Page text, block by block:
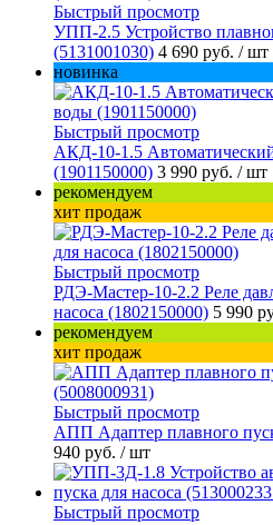
Быстрый просмотр
УПП-2.5 Устройство
(5131001030) 4 690 руб. / шт
новинка
Быстрый просмотр
АКД-10-1.5
(1901150000) 3 990 руб. / шт
рекомендуем
хит продаж
Быстрый просмотр
РДЭ-Мастер-10-2.2 Реле
насоса (1802150000) 5 990
рекомендуем
хит продаж
Быстрый просмотр
АПП Адаптер плавного
940 руб. / шт
Быстрый просмотр